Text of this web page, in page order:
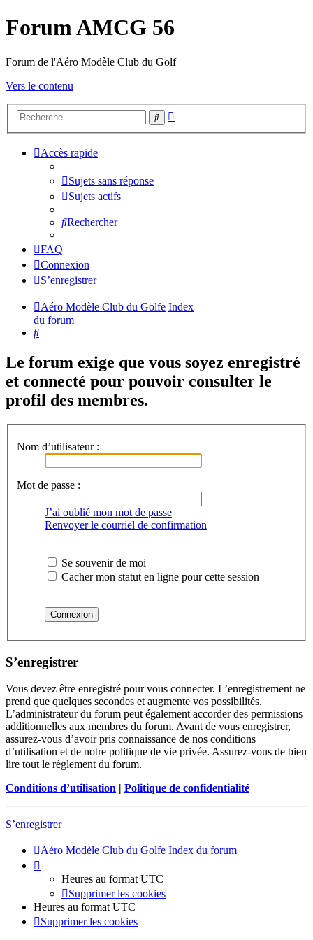
Forum AMCG 56
Forum de l'Aéro Modèle Club du Golf
Vers le contenu
Rechercher
Accès rapide
Sujets sans réponse
Sujets actifs
Rechercher
FAQ
Connexion
S’enregistrer
Aéro Modèle Club du Golfe Index
du forum
Rechercher
Le forum exige que vous soyez enregistré
et connecté pour pouvoir consulter le
profil des membres.
Nom d’utilisateur :
Mot de passe :
J’ai oublié mon mot de passe
Renvoyer le courriel de confirmation
Se souvenir de moi
Cacher mon statut en ligne pour cette session
S’enregistrer
Vous devez être enregistré pour vous connecter. L’enregistrement ne
prend que quelques secondes et augmente vos possibilités.
L’administrateur du forum peut également accorder des permissions
additionnelles aux membres du forum. Avant de vous enregistrer,
assurez-vous d’avoir pris connaissance de nos conditions
d’utilisation et de notre politique de vie privée. Assurez-vous de bien
lire tout le règlement du forum.
Conditions d’utilisation | Politique de confidentialité
S’enregistrer
Aéro Modèle Club du Golfe Index du forum
Heures au format UTC
Supprimer les cookies
Heures au format UTC
Supprimer les cookies